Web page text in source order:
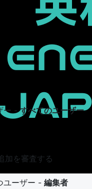
ー -すべてのユーザー
加を審査する
ユーザー - 編集者